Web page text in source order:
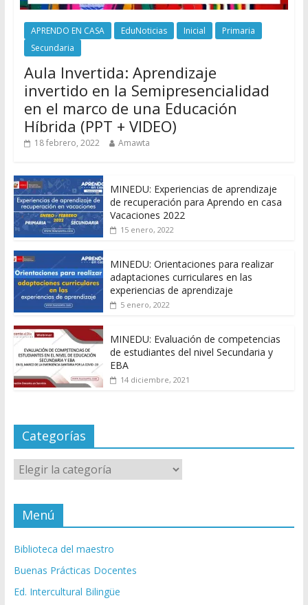
APRENDO EN CASA EduNoticias Inicial
Primaria
Secundaria
Aula Invertida: Aprendizaje
invertido en la Semipresencialidad
en el marco de una Educación
Híbrida (PPT + VIDEO)
18 febrero, 2022 Amawta
MINEDU: Experiencias de aprendizaje
de recuperación para Aprendo en casa
Vacaciones 2022
15 enero, 2022
MINEDU: Orientaciones para realizar
adaptaciones curriculares en las
experiencias de aprendizaje
5 enero, 2022
MINEDU: Evaluación de competencias
de estudiantes del nivel Secundaria y
EBA
14 diciembre, 2021
Categorías
Categorías
Menú
Biblioteca del maestro
Buenas Prácticas Docentes
Ed. Intercultural Bilingüe